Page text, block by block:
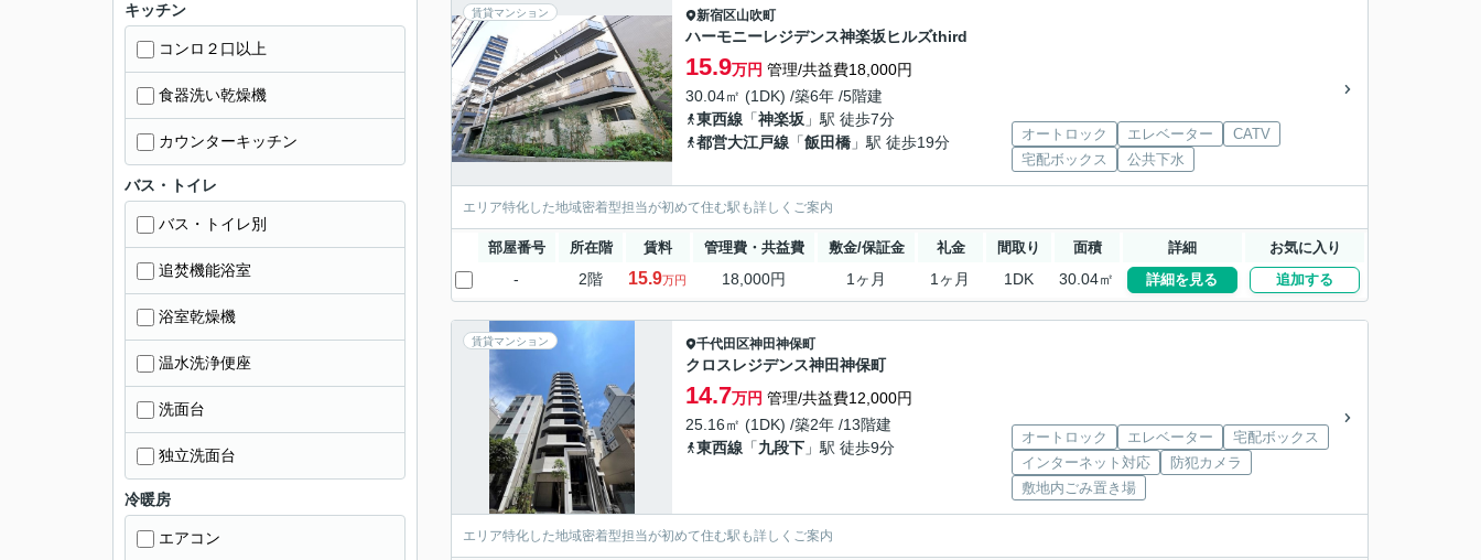
賃貸マンション 新宿区山吹町
ハーモニーレジデンス神楽坂ヒルズthird
15.9万円 管理/共益費18,000円
30.04㎡ (1DK) /築6年 /5階建
東西線 「神楽坂 」駅 徒歩7分
都営大江戸線 「飯田橋 」駅 徒歩19分 オートロック エレベーター
CATV
宅配ボックス
公共下水
エリア特化した地域密着型担当が初めて住む駅も詳しくご案内
部屋番号 所在階 賃料 管理費・共益費 敷金/保証金 礼金 間取り 面積 詳細 お気に入り
- 2階 15.9万円 18,000円 1ヶ月 1ヶ月 1DK 30.04㎡ 詳細を見る 追加する
賃貸マンション 千代田区神田神保町
クロスレジデンス神田神保町
14.7万円 管理/共益費12,000円
25.16㎡ (1DK) /築2年 /13階建
東西線 「九段下 」駅 徒歩9分
オートロック エレベーター
宅配ボックス
インターネット対応
防犯カメラ
敷地内ごみ置き場
エリア特化した地域密着型担当が初めて住む駅も詳しくご案内
キッチン
コンロ２口以上
食器洗い乾燥機
カウンターキッチン
バス・トイレ
バス・トイレ別
追焚機能浴室
浴室乾燥機
温水洗浄便座
洗面台
独立洗面台
冷暖房
エアコン